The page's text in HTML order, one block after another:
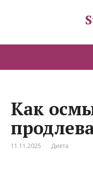
Как
11.11.2025 Диета